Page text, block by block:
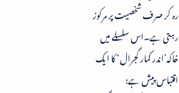
رہ کر صرف شخصیت پر مرکوز
رہتی ہے۔اس سلسلے میں
خاکہ’اندر کمار گجرال‘ کا ایک
اقتباس پیش ہے: